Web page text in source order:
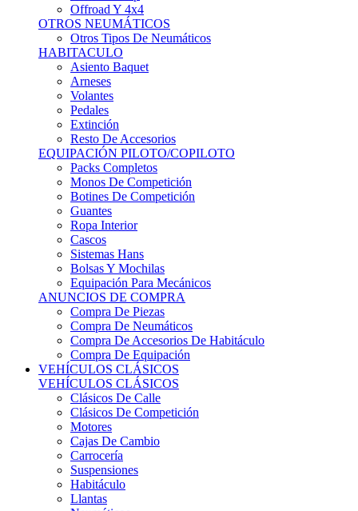
Offroad Y 4x4
OTROS NEUMÁTICOS
Otros Tipos De Neumáticos
HABITACULO
Asiento Baquet
Arneses
Volantes
Pedales
Extinción
Resto De Accesorios
EQUIPACIÓN PILOTO/COPILOTO
Packs Completos
Monos De Competición
Botines De Competición
Guantes
Ropa Interior
Cascos
Sistemas Hans
Bolsas Y Mochilas
Equipación Para Mecánicos
ANUNCIOS DE COMPRA
Compra De Piezas
Compra De Neumáticos
Compra De Accesorios De Habitáculo
Compra De Equipación
VEHÍCULOS CLÁSICOS
VEHÍCULOS CLÁSICOS
Clásicos De Calle
Clásicos De Competición
Motores
Cajas De Cambio
Carrocería
Suspensiones
Habitáculo
Llantas